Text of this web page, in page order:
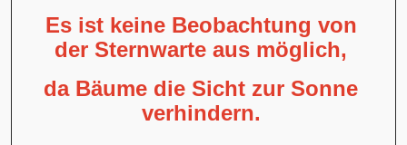
Es ist keine Beobachtung von
der Sternwarte aus möglich,
da Bäume die Sicht zur Sonne
verhindern.